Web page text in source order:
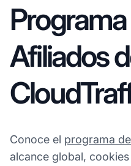
Afiliados
Conoce el programa
alcance global,